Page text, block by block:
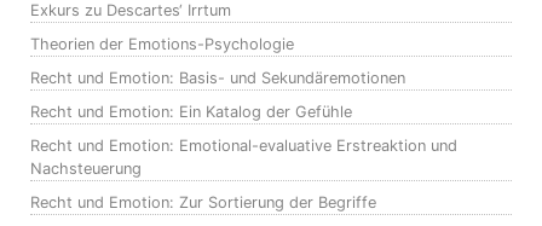
Exkurs zu Descartes‘ Irrtum
Theorien der Emotions-Psychologie
Recht und Emotion: Basis- und Sekundäremotionen
Recht und Emotion: Ein Katalog der Gefühle
Recht und Emotion: Emotional-evaluative Erstreaktion und
Nachsteuerung
Recht und Emotion: Zur Sortierung der Begriffe